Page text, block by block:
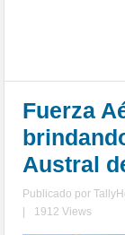
Fuerza
Austral
Publicado por
1912 Views